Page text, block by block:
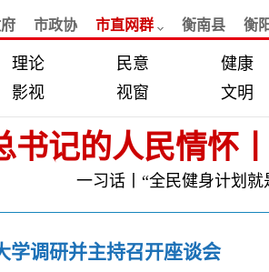
市政协 市直网群 衡南县 衡
理论 民意
健康
影视 视窗 文明
书记的人民情怀
一习话丨“全民健身计划就
学调研并主持召开座谈会